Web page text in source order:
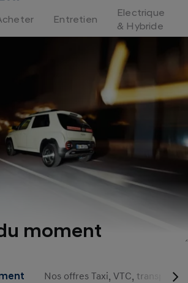
d'accueil
Entretien
Electrique
& Hybride
moment
Nos offres Taxi, VTC, transport